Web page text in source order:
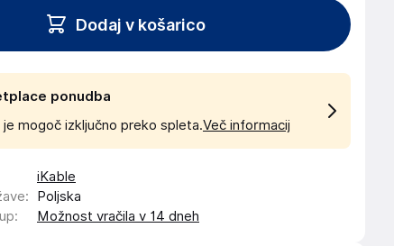
Dodaj v košarico
ponudba
je mogoč izključno preko spleta.Več informacij
iKable
:
Poljska
: Možnost vračila v 14 dneh